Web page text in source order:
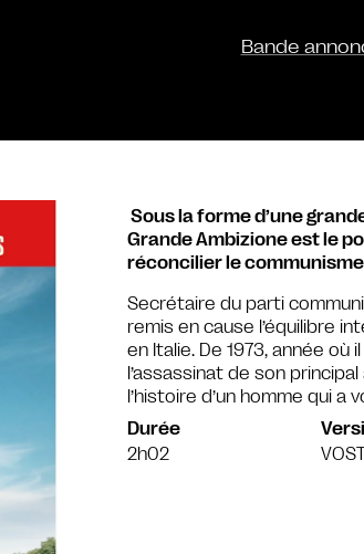
Bande
Sous la forme d’une
Grande Ambizione est le
réconcilier le
Secrétaire du parti
remis en cause l’équilibre
en Italie. De 1973, année
l’assassinat de son
l’histoire d’un homme qui a
Durée
2h02